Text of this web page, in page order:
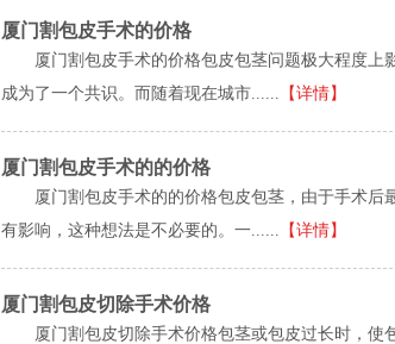
厦门割包皮手术的价格
厦门割包皮手术的价格包皮包茎问题极大程度
成为了一个共识。而随着现在城市......
【详情】
厦门割包皮手术的的价格
厦门割包皮手术的的价格包皮包茎，由于手术
有影响，这种想法是不必要的。一......
【详情】
厦门割包皮切除手术价格
厦门割包皮切除手术价格包茎或包皮过长时，